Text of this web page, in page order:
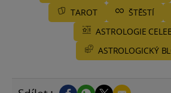
TAROT
ŠTĚSTÍ
ASTROLOGIE
ASTROLOGICKÝ